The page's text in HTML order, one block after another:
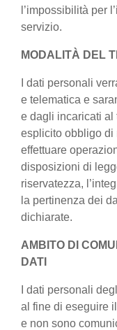
l’impossibilità per
servizio.
MODALITÀ DEL
I dati personali
e telematica e
e dagli incaricati al
esplicito obbligo di
effettuare
disposizioni di
riservatezza,
la pertinenza dei
dichiarate.
AMBITO DI
DATI
I dati personali
al fine di eseguire
e non sono